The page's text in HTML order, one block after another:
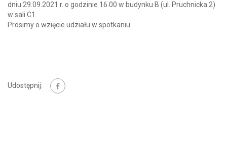
dniu 29.09.2021 r. o godzinie 16.00 w budynku B (ul. Pruchnicka 2)
w sali C1.
Prosimy o wzięcie udziału w spotkaniu.
Udostępnij: